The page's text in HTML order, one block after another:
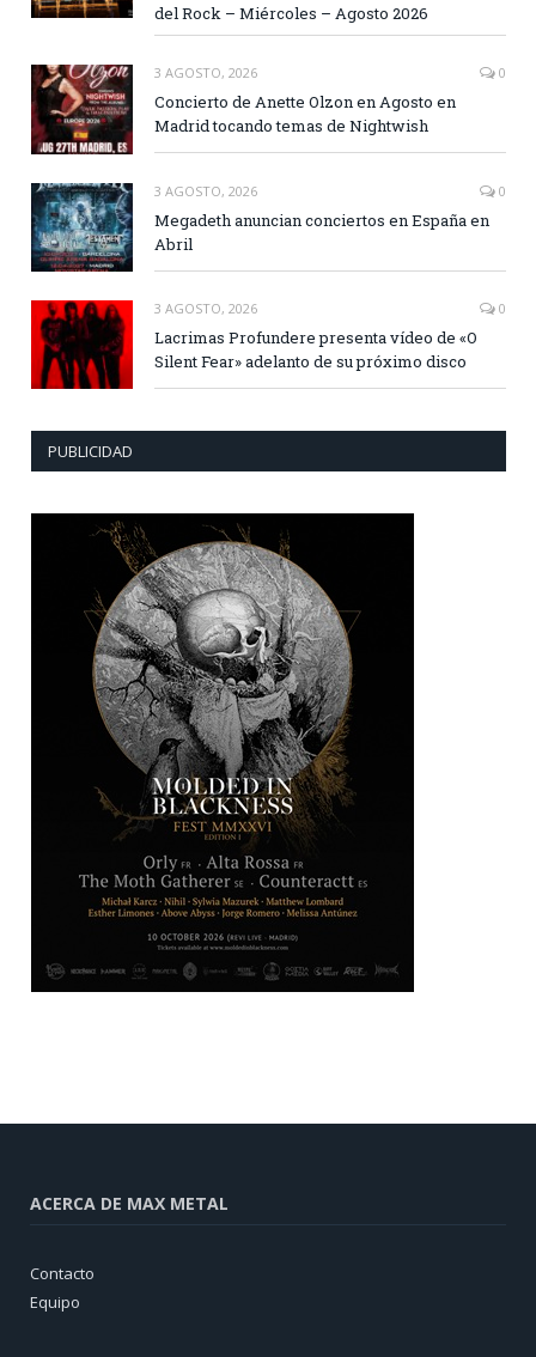
del Rock – Miércoles – Agosto 2026
3 AGOSTO, 2026 0
Concierto de Anette Olzon en Agosto en
Madrid tocando temas de Nightwish
3 AGOSTO, 2026 0
Megadeth anuncian conciertos en España en
Abril
3 AGOSTO, 2026 0
Lacrimas Profundere presenta vídeo de «O
Silent Fear» adelanto de su próximo disco
PUBLICIDAD
ACERCA DE MAX METAL
Contacto
Equipo